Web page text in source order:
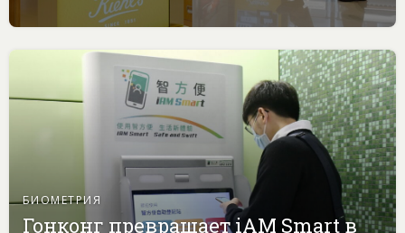
БИОМЕТРИЯ
Гонконг превращает iAM Smart в